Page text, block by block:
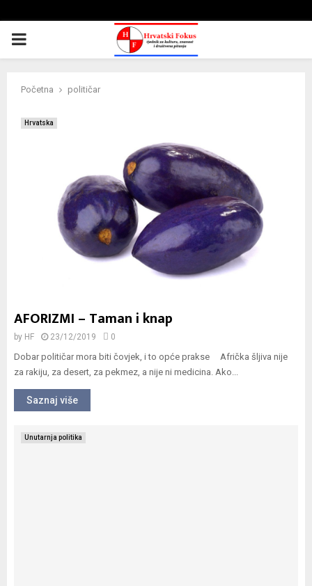
PRIMARY
Početna političar
Hrvatska
AFORIZMI – Taman i knap
by HF 23/12/2019 0
Dobar političar mora biti čovjek, i to opće prakse Afrička šljiva nije
za rakiju, za desert, za pekmez, a nije ni medicina. Ako...
Saznaj više
Unutarnja politika